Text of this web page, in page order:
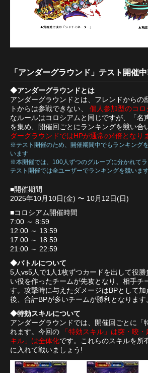
「アンダーグラウンド」テスト開催
◆アンダーグラウンドとは
アンダーグラウンドとは、フレンドからの
トからは参戦できない、 個人参加型のコロ
なルールはコロシアムと同じですが、「名
を集め、開催回ごとにランキングを競い合
ダーグラウンドではHPが通常の4倍となり
※テスト開催のため、開催期間中でもランキング
います
※本開催では、100人ずつのグループに分かれてラ
テスト開催では全ユーザーでランキングを競いま
■開催期間
2025年10月10日(金) 〜 10月12日(日)
■コロシアム開催時間
7:00 ～ 8:59
12:00 ～ 13:59
17:00 ～ 18:59
21:00 ～ 22:59
◆バトルについて
5人vs5人で1人1枚ずつカードを出して役
い役を作ったチームが先攻となり、相手チ
す。攻撃時に与えたダメージはBPとして
後、合計BPが多いチームが勝利となります
◆特効スキルについて
アンダーグラウンドでは、開催回ごとに「
れます。今回の
「特効スキル」は突・咬
キル」は全体化です。これらのスキルを所
に入れて戦いましょう!